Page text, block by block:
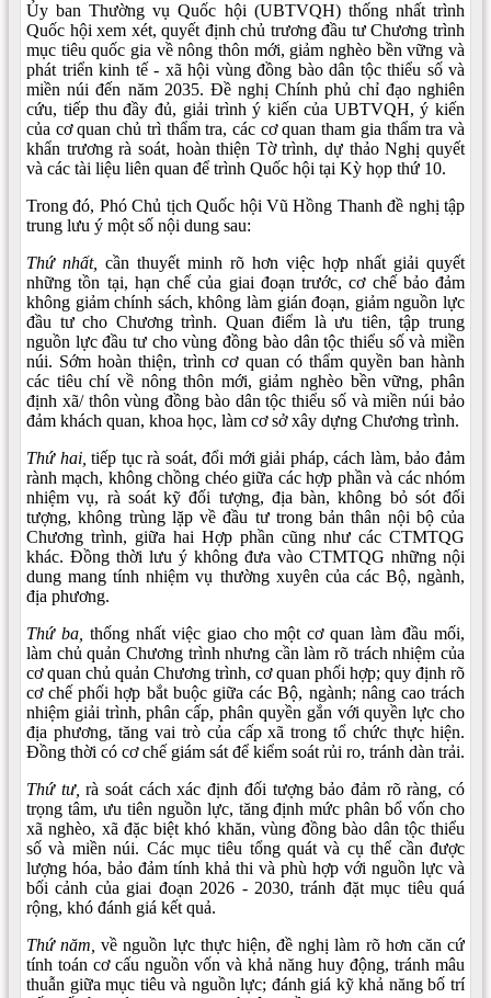
Ủy ban Thường vụ Quốc hội (UBTVQH) thống nhất trình
Quốc hội xem xét, quyết định chủ trương đầu tư Chương trình
mục tiêu quốc gia về nông thôn mới, giảm nghèo bền vững và
phát triển kinh tế - xã hội vùng đồng bào dân tộc thiểu số và
miền núi đến năm 2035. Đề nghị Chính phủ chỉ đạo nghiên
cứu, tiếp thu đầy đủ, giải trình ý kiến của UBTVQH, ý kiến
của cơ quan chủ trì thẩm tra, các cơ quan tham gia thẩm tra và
khẩn trương rà soát, hoàn thiện Tờ trình, dự thảo Nghị quyết
và các tài liệu liên quan để trình Quốc hội tại Kỳ họp thứ 10.
Trong đó, Phó Chủ tịch Quốc hội Vũ Hồng Thanh đề nghị tập
trung lưu ý một số nội dung sau:
Thứ nhất, cần thuyết minh rõ hơn việc hợp nhất giải quyết
những tồn tại, hạn chế của giai đoạn trước, cơ chế bảo đảm
không giảm chính sách, không làm gián đoạn, giảm nguồn lực
đầu tư cho Chương trình. Quan điểm là ưu tiên, tập trung
nguồn lực đầu tư cho vùng đồng bào dân tộc thiểu số và miền
núi. Sớm hoàn thiện, trình cơ quan có thẩm quyền ban hành
các tiêu chí về nông thôn mới, giảm nghèo bền vững, phân
định xã/ thôn vùng đồng bào dân tộc thiểu số và miền núi bảo
đảm khách quan, khoa học, làm cơ sở xây dựng Chương trình.
Thứ hai, tiếp tục rà soát, đổi mới giải pháp, cách làm, bảo đảm
rành mạch, không chồng chéo giữa các hợp phần và các nhóm
nhiệm vụ, rà soát kỹ đối tượng, địa bàn, không bỏ sót đối
tượng, không trùng lặp về đầu tư trong bản thân nội bộ của
Chương trình, giữa hai Hợp phần cũng như các CTMTQG
khác. Đồng thời lưu ý không đưa vào CTMTQG những nội
dung mang tính nhiệm vụ thường xuyên của các Bộ, ngành,
địa phương.
Thứ ba, thống nhất việc giao cho một cơ quan làm đầu mối,
làm chủ quản Chương trình nhưng cần làm rõ trách nhiệm của
cơ quan chủ quản Chương trình, cơ quan phối hợp; quy định rõ
cơ chế phối hợp bắt buộc giữa các Bộ, ngành; nâng cao trách
nhiệm giải trình, phân cấp, phân quyền gắn với quyền lực cho
địa phương, tăng vai trò của cấp xã trong tổ chức thực hiện.
Đồng thời có cơ chế giám sát để kiểm soát rủi ro, tránh dàn trải.
Thứ tư, rà soát cách xác định đối tượng bảo đảm rõ ràng, có
trọng tâm, ưu tiên nguồn lực, tăng định mức phân bổ vốn cho
xã nghèo, xã đặc biệt khó khăn, vùng đồng bào dân tộc thiểu
số và miền núi. Các mục tiêu tổng quát và cụ thể cần được
lượng hóa, bảo đảm tính khả thi và phù hợp với nguồn lực và
bối cảnh của giai đoạn 2026 - 2030, tránh đặt mục tiêu quá
rộng, khó đánh giá kết quả.
Thứ năm, về nguồn lực thực hiện, đề nghị làm rõ hơn căn cứ
tính toán cơ cấu nguồn vốn và khả năng huy động, tránh mâu
thuẫn giữa mục tiêu và nguồn lực; đánh giá kỹ khả năng bố trí